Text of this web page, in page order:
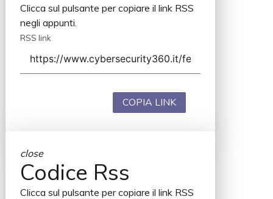
Clicca sul pulsante per copiare il link RSS
negli appunti.
RSS link
COPIA LINK
close
Codice Rss
Clicca sul pulsante per copiare il link RSS